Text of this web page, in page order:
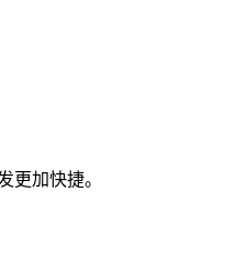
更加快捷。